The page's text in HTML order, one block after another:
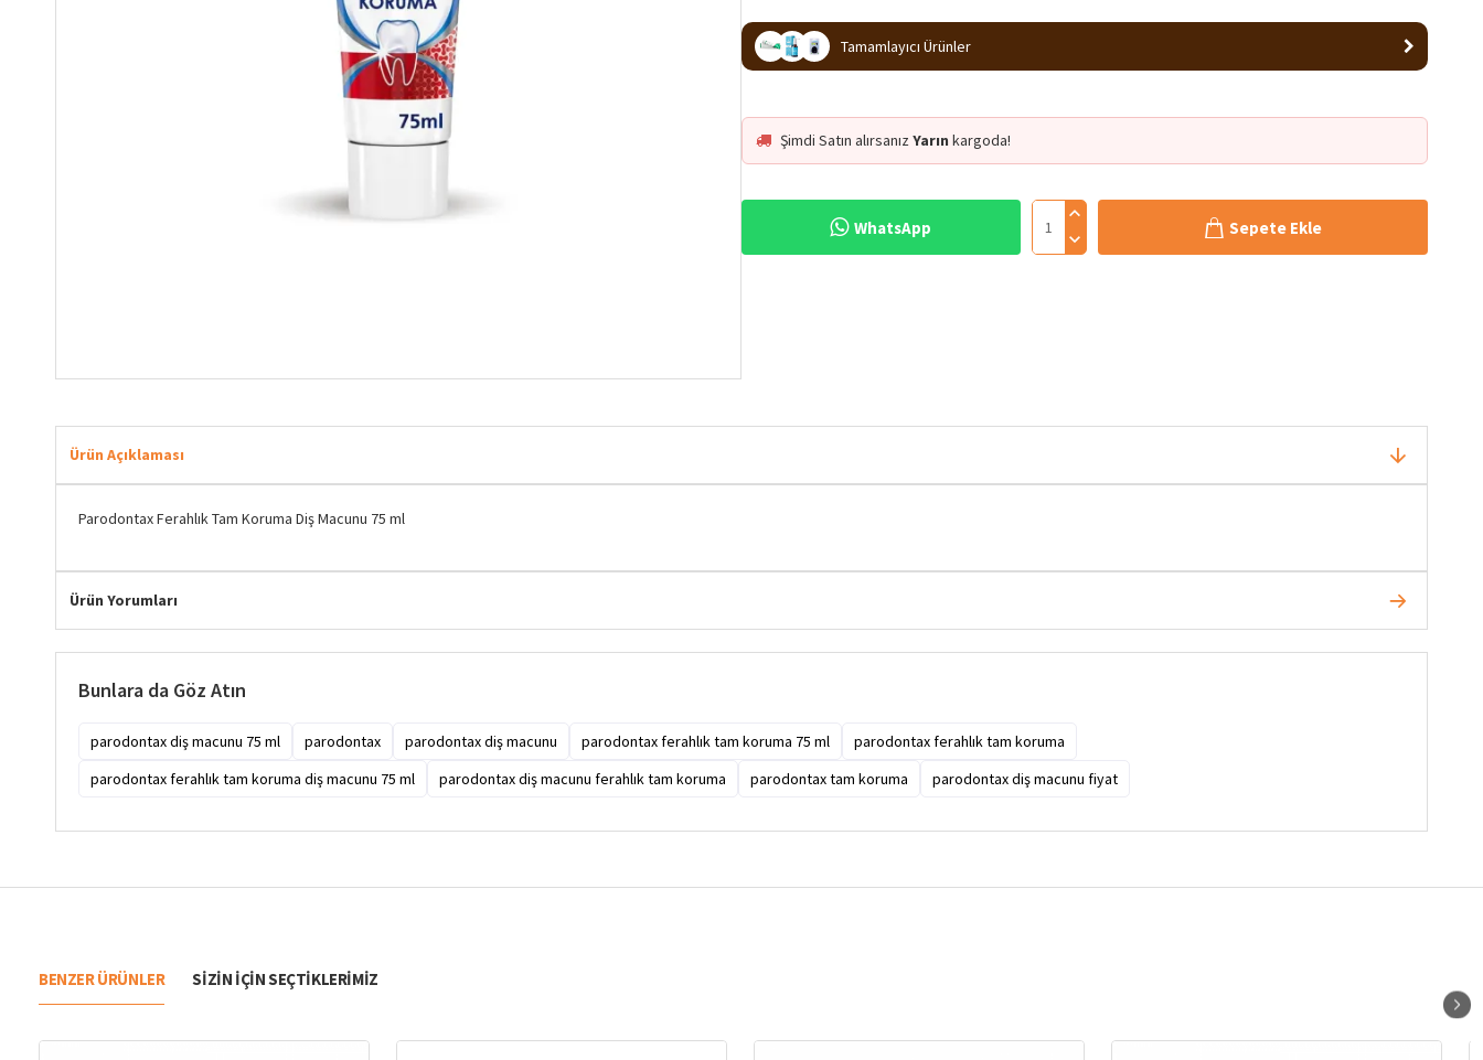
Tamamlayıcı Ürünler
Şimdi Satın alırsanızYarın kargoda!
WhatsApp Sepete Ekle
Ürün Açıklaması
Parodontax Ferahlık Tam Koruma Diş Macunu 75 ml
Ürün Yorumları
Bunlara da Göz Atın
parodontax diş macunu 75 ml parodontax parodontax diş macunu parodontax ferahlık tam koruma 75 ml
parodontax ferahlık tam koruma
parodontax ferahlık tam koruma diş macunu 75 ml
parodontax diş macunu ferahlık tam koruma parodontax tam koruma parodontax diş macunu fiyat
BENZER ÜRÜNLER SIZIN IÇIN SEÇTIKLERIMIZ